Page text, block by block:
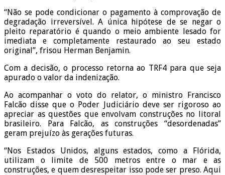
“Não se pode condicionar o pagamento à comprovação de
degradação irreversível. A única hipótese de se negar o
pleito reparatório é quando o meio ambiente lesado for
imediata e completamente restaurado ao seu estado
original”, frisou Herman Benjamin.
Com a decisão, o processo retorna ao TRF4 para que seja
apurado o valor da indenização.
Ao acompanhar o voto do relator, o ministro Francisco
Falcão disse que o Poder Judiciário deve ser rigoroso ao
apreciar as questões que envolvam construções no litoral
brasileiro. Para Falcão, as construções “desordenadas”
geram prejuízo às gerações futuras.
“Nos Estados Unidos, alguns estados, como a Flórida,
utilizam o limite de 500 metros entre o mar e as
construções, e quem desrespeitar isso pode ser preso. Aqui